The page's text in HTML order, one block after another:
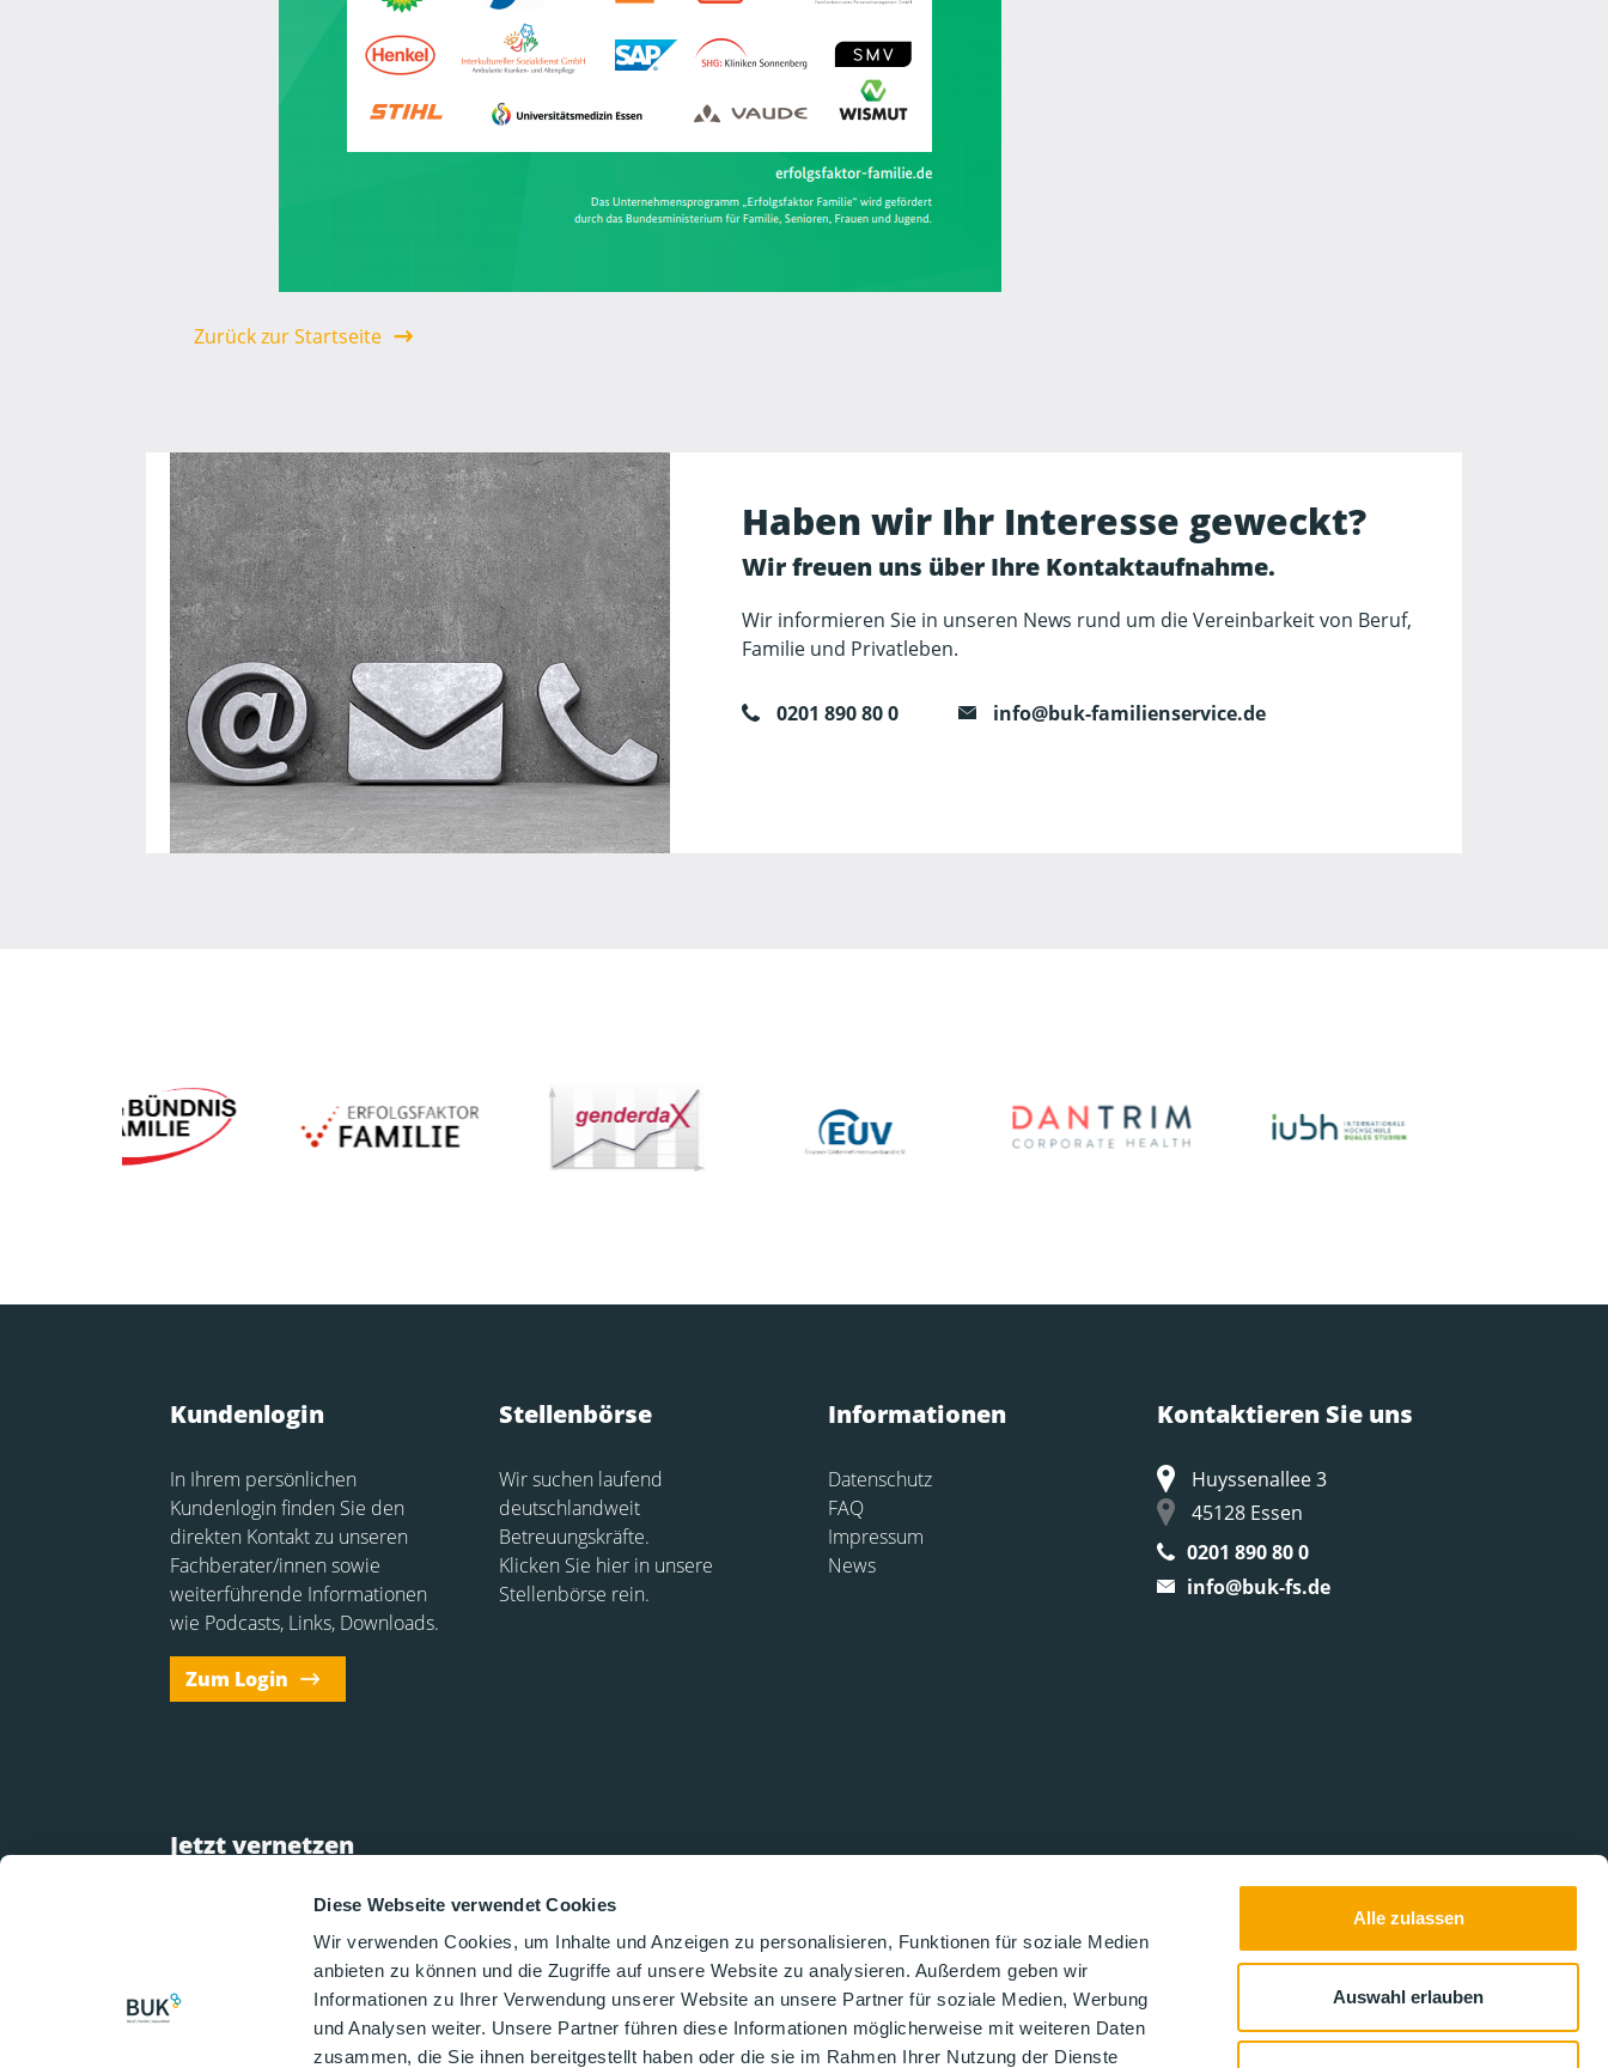
Diese Webseite verwendet Cookies
Wir verwenden Cookies, um Inhalte und Anzeigen zu personalisieren, Funktionen für soziale Medien
anbieten zu können und die Zugriffe auf unsere Website zu analysieren. Außerdem geben wir
Informationen zu Ihrer Verwendung unserer Website an unsere Partner für soziale Medien, Werbung
und Analysen weiter. Unsere Partner führen diese Informationen möglicherweise mit weiteren Daten
zusammen, die Sie ihnen bereitgestellt haben oder die sie im Rahmen Ihrer Nutzung der Dienste
Alle zulassen
Auswahl erlauben
Zurück zur Startseite
Haben wir Ihr Interesse geweckt?
Wir freuen uns über Ihre Kontaktaufnahme.
Wir informieren Sie in unseren News rund um die Vereinbarkeit von Beruf,
Familie und Privatleben.
0201 890 80 0 info@buk-familienservice.de
Kundenlogin
In Ihrem persönlichen
Kundenlogin finden Sie den
direkten Kontakt zu unseren
Fachberater/innen sowie
weiterführende Informationen
wie Podcasts, Links, Downloads.
Zum Login
Stellenbörse
Wir suchen laufend
deutschlandweit
Betreuungskräfte.
Klicken Sie hier in unsere
Stellenbörse rein.
Informationen
Datenschutz
FAQ
Impressum
News
Kontaktieren Sie uns
Huyssenallee 3
45128 Essen
0201 890 80 0
info@buk-fs.de
Jetzt vernetzen
Vernetzen Sie sich mit uns und bleiben Sie
auch über Social Media über Neuigkeiten